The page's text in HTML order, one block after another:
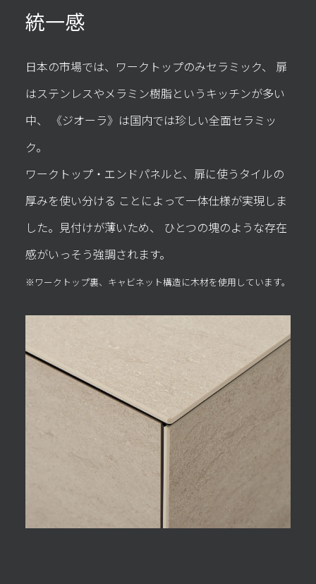
統一感
日本の市場では、ワークトップのみセラミック、
扉
はステンレスやメラミン樹脂というキッチンが多い
中、
《ジオーラ》は国内では珍しい全面セラミッ
ク。
ワークトップ・エンドパネルと、扉に使うタイルの
厚みを使い分ける ことによって一体仕様が実現しま
した。見付けが薄いため、
ひとつの塊のような存在
感がいっそう強調されます。
※ワークトップ裏、キャビネット構造に木材を使用しています。